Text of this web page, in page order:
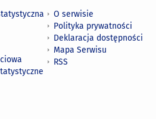
O serwisie
Polityka prywatności
Deklaracja dostępności
Mapa Serwisu
RSS